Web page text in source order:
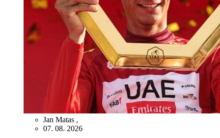
Jan Matas ,
07. 08. 2026